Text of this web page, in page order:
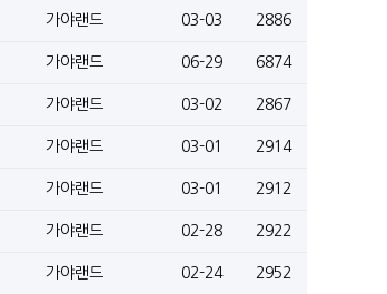
가야랜드 03-03 2886
가야랜드 06-29 6874
가야랜드 03-02 2867
가야랜드 03-01 2914
가야랜드 03-01 2912
가야랜드 02-28 2922
가야랜드 02-24 2952